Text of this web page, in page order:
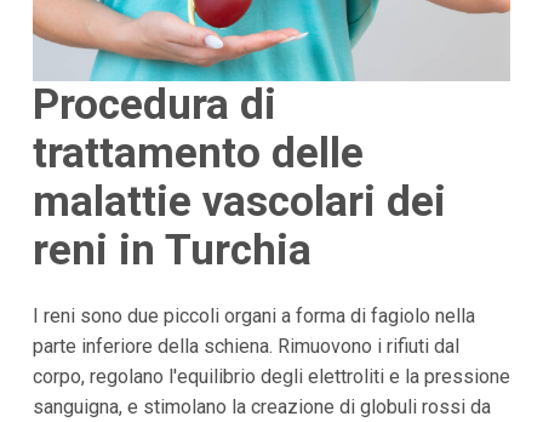
Procedura di
trattamento delle
malattie vascolari dei
reni in Turchia
I reni sono due piccoli organi a forma di fagiolo nella
parte inferiore della schiena. Rimuovono i rifiuti dal
corpo, regolano l'equilibrio degli elettroliti e la pressione
sanguigna, e stimolano la creazione di globuli rossi da